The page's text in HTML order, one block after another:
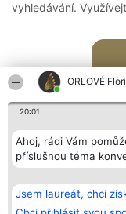
ORLOVÉ
20:01
Ahoj, rádi Vám
příslušnou téma
Jsem laureát, chci
vyhledávání.
Bright Side Solutions sp. z o.
o. sp. k.
ul. Ruska 22